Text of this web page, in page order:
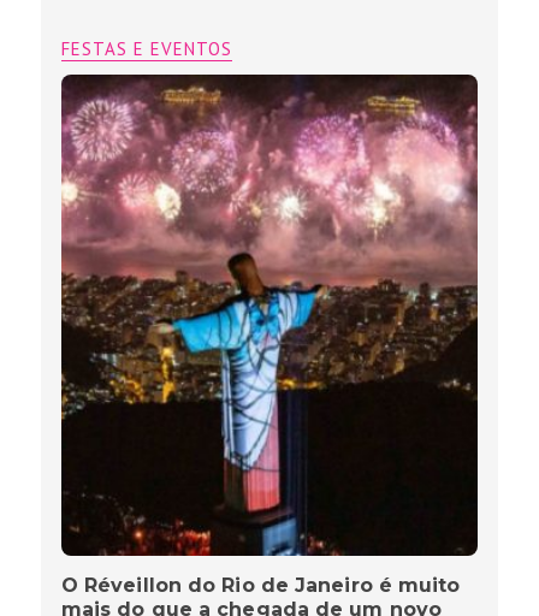
FESTAS E EVENTOS
O Réveillon do Rio de Janeiro é muito
mais do que a chegada de um novo